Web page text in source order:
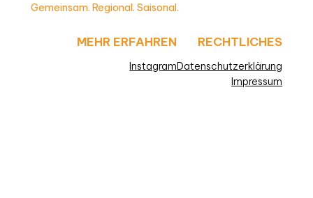
Gemeinsam. Regional. Saisonal.
MEHR ERFAHREN
Instagram
RECHTLICHES
Datenschutzerklärung
Impressum